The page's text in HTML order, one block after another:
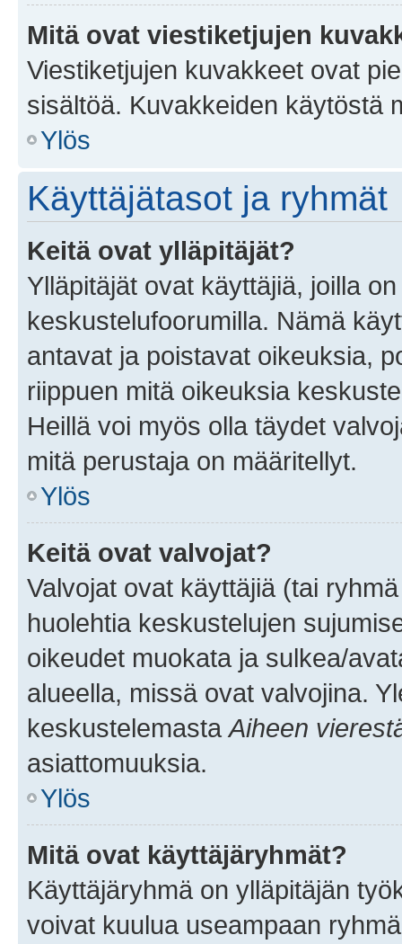
Mitä ovat viestiketjujen
Viestiketjujen kuvakkeet ovat
sisältöä. Kuvakkeiden käytöstä
Ylös
Käyttäjätasot ja ryhmät
Keitä ovat ylläpitäjät?
Ylläpitäjät ovat käyttäjiä, joilla
keskustelufoorumilla. Nämä
antavat ja poistavat oikeuksia,
riippuen mitä oikeuksia
Heillä voi myös olla täydet
mitä perustaja on määritellyt.
Ylös
Keitä ovat valvojat?
Valvojat ovat käyttäjiä (tai
huolehtia keskustelujen
oikeudet muokata ja sulkea/
alueella, missä ovat valvojina.
keskustelemasta Aiheen
asiattomuuksia.
Ylös
Mitä ovat käyttäjäryhmät?
Käyttäjäryhmä on ylläpitäjän
voivat kuulua useampaan